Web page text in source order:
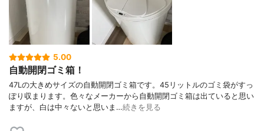
5.00
自動開閉ゴミ箱！
47Lの大きめサイズの自動開閉ゴミ箱です。45リットルのゴミ袋がすっ
ぽり収まります。色々なメーカーから自動開閉ゴミ箱は出ていると思い
ますが、白は中々ないと思いま…続きを見る